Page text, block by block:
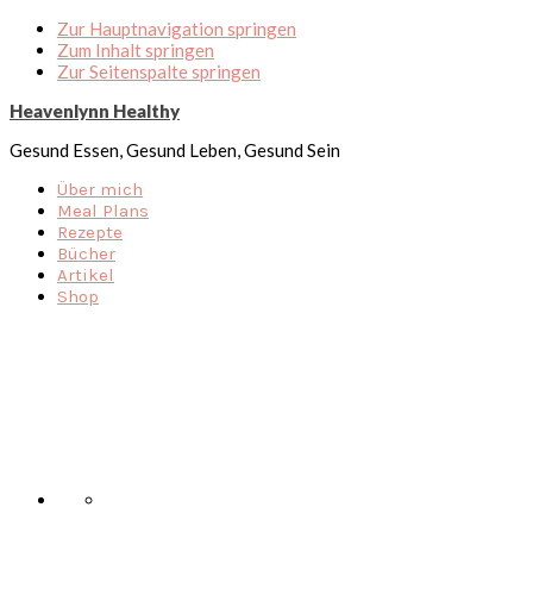
Zur Hauptnavigation springen
Zum Inhalt springen
Zur Seitenspalte springen
Heavenlynn Healthy
Gesund Essen, Gesund Leben, Gesund Sein
Über mich
Meal Plans
Rezepte
Bücher
Artikel
Shop